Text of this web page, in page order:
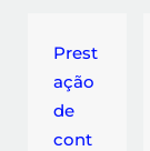
Prest
ação
de
cont